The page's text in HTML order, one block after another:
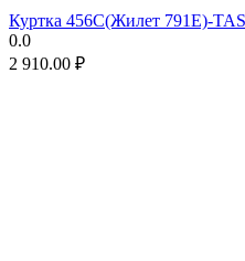
Куртка 456C(Жилет 791E)-
0.0
2 910.00 ₽